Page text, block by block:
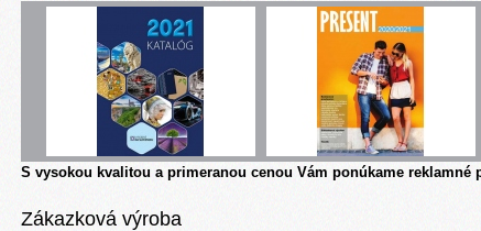
S vysokou kvalitou a primeranou cenou Vám ponúkame reklamné
Zákazková výroba